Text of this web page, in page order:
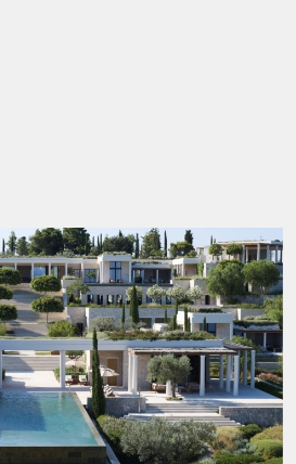
την υπογραφή τουEdward
Αγγελόπουλου,οι οποίοι
που χαρακτηρίζει
Η έμπνευση από την κλασική
χωρίς να γίνεται επιτηδευμένη.
άξονες, κίονες και μεγάλες
συνθέτουν ένα αποτέλεσμα που
σε σύγχρονο ιερό παρά σε